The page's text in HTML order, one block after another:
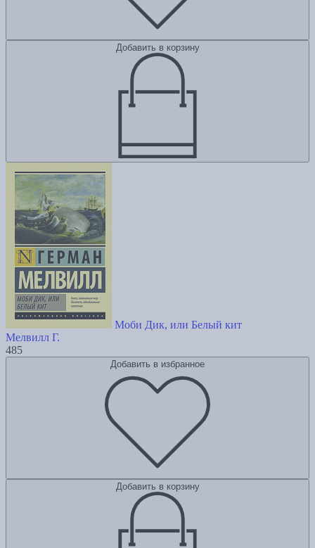
Добавить в корзину
Моби Дик, или Белый кит
Мелвилл Г.
485
Добавить в избранное
Добавить в корзину